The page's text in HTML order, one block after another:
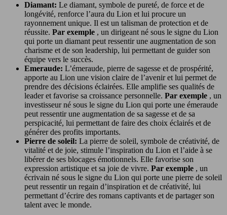
Diamant: Le diamant, symbole de pureté, de force et de
longévité, renforce l’aura du Lion et lui procure un
rayonnement unique. Il est un talisman de protection et de
réussite. Par exemple , un dirigeant né sous le signe du Lion
qui porte un diamant peut ressentir une augmentation de son
charisme et de son leadership, lui permettant de guider son
équipe vers le succès.
Emeraude: L’émeraude, pierre de sagesse et de prospérité,
apporte au Lion une vision claire de l’avenir et lui permet de
prendre des décisions éclairées. Elle amplifie ses qualités de
leader et favorise sa croissance personnelle. Par exemple , un
investisseur né sous le signe du Lion qui porte une émeraude
peut ressentir une augmentation de sa sagesse et de sa
perspicacité, lui permettant de faire des choix éclairés et de
générer des profits importants.
Pierre de soleil: La pierre de soleil, symbole de créativité, de
vitalité et de joie, stimule l’inspiration du Lion et l’aide à se
libérer de ses blocages émotionnels. Elle favorise son
expression artistique et sa joie de vivre. Par exemple , un
écrivain né sous le signe du Lion qui porte une pierre de soleil
peut ressentir un regain d’inspiration et de créativité, lui
permettant d’écrire des romans captivants et de partager son
talent avec le monde.